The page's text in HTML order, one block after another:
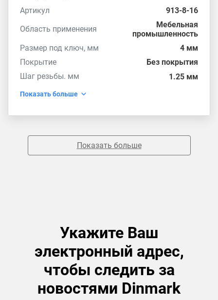
Артикул
913-8-16
Область применения
Мебельная
промышленность
Размер под ключ, мм
4 мм
Покрытие
Без покрытия
Шаг резьбы. мм
1.25 мм
Показать больше
Показать больше
Укажите Ваш
электронный адрес,
чтобы следить за
новостями Dinmark